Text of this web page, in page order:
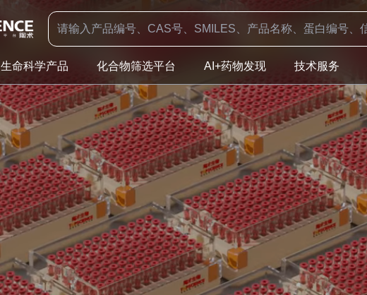
生命科学产品 化合物筛选平台 AI+药物发现 技术服务